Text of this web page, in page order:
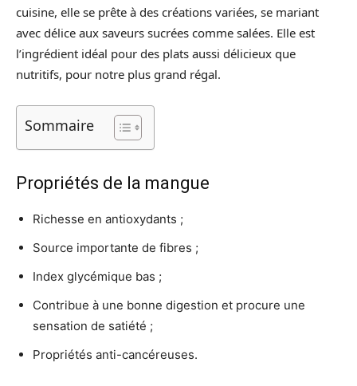
cuisine, elle se prête à des créations variées, se mariant
avec délice aux saveurs sucrées comme salées. Elle est
l’ingrédient idéal pour des plats aussi délicieux que
nutritifs, pour notre plus grand régal.
Sommaire
Propriétés de la mangue
Richesse en antioxydants ;
Source importante de fibres ;
Index glycémique bas ;
Contribue à une bonne digestion et procure une
sensation de satiété ;
Propriétés anti-cancéreuses.